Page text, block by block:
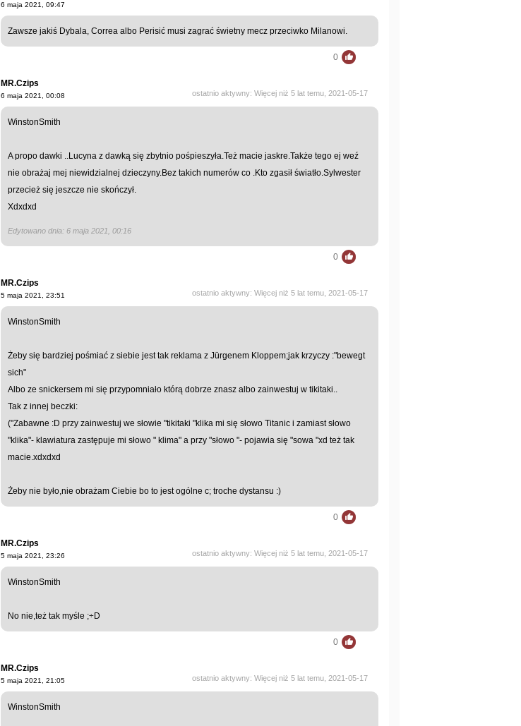
6 maja 2021, 09:47
Zawsze jakiś Dybala, Correa albo Perisić musi zagrać świetny mecz przeciwko Milanowi.
0
MR.Czips
ostatnio aktywny: Więcej niż 5 lat temu, 2021-05-17
6 maja 2021, 00:08
WinstonSmith
A propo dawki ..Lucyna z dawką się zbytnio pośpieszyła.Też macie jaskre.Także tego ej weź
nie obrażaj mej niewidzialnej dzieczyny.Bez takich numerów co .Kto zgasił światło.Sylwester
przecież się jeszcze nie skończył.
Xdxdxd
Edytowano dnia: 6 maja 2021, 00:16
0
MR.Czips
ostatnio aktywny: Więcej niż 5 lat temu, 2021-05-17
5 maja 2021, 23:51
WinstonSmith
Żeby się bardziej pośmiać z siebie jest tak reklama z Jürgenem Kloppem;jak krzyczy :"bewegt
sich"
Albo ze snickersem mi się przypomniało którą dobrze znasz albo zainwestuj w tikitaki..
Tak z innej beczki:
("Zabawne :D przy zainwestuj we słowie "tikitaki "klika mi się słowo Titanic i zamiast słowo
"klika"- klawiatura zastępuje mi słowo " klima" a przy "słowo "- pojawia się "sowa "xd też tak
macie.xdxdxd
Żeby nie było,nie obrażam Ciebie bo to jest ogólne c; troche dystansu :)
0
MR.Czips
ostatnio aktywny: Więcej niż 5 lat temu, 2021-05-17
5 maja 2021, 23:26
WinstonSmith
No nie,też tak myśle ;÷D
0
MR.Czips
ostatnio aktywny: Więcej niż 5 lat temu, 2021-05-17
5 maja 2021, 21:05
WinstonSmith